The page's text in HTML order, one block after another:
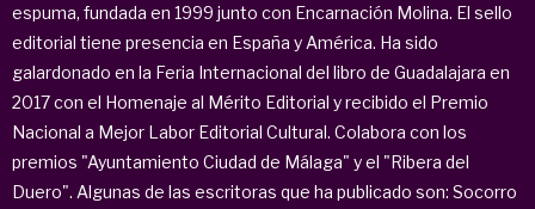
espuma, fundada en 1999 junto con Encarnación Molina. El sello
editorial tiene presencia en España y América. Ha sido
galardonado en la Feria Internacional del libro de Guadalajara en
2017 con el Homenaje al Mérito Editorial y recibido el Premio
Nacional a Mejor Labor Editorial Cultural. Colabora con los
premios "Ayuntamiento Ciudad de Málaga" y el "Ribera del
Duero". Algunas de las escritoras que ha publicado son: Socorro